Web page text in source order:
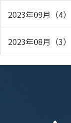
2023年09月（4）
2023年08月（3）